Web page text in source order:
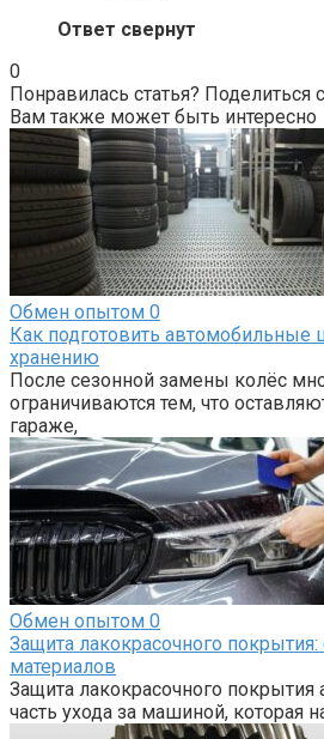
Ответ свернут
0
Понравилась статья? Поделиться
Вам также может быть интересно
Обмен опытом 0
Как подготовить
хранению
После сезонной замены колёс
ограничиваются тем, что
гараже,
Обмен опытом 0
Защита лакокрасочного
материалов
Защита лакокрасочного
часть ухода за машиной, которая